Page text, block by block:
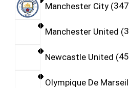
Manchester City 347
Manchester United
Newcastle United 45
Olympique De